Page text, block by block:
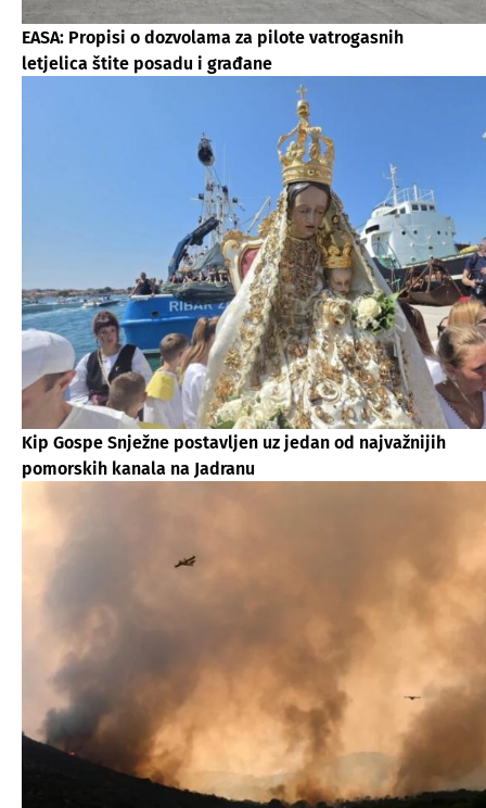
EASA: Propisi o dozvolama za pilote vatrogasnih
letjelica štite posadu i građane
Kip Gospe Snježne postavljen uz jedan od najvažnijih
pomorskih kanala na Jadranu